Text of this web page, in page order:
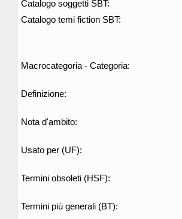
Catalogo soggetti SBT:
Catalogo temi fiction SBT:
Macrocategoria - Categoria:
Definizione:
Nota d'ambito:
Usato per (UF):
Termini obsoleti (HSF):
Termini più generali (BT):